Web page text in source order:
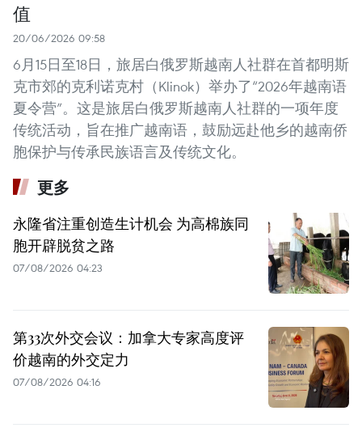
值
20/06/2026 09:58
6月15日至18日，旅居白俄罗斯越南人社群在首都明斯
克市郊的克利诺克村（Klinok）举办了“2026年越南语
夏令营”。这是旅居白俄罗斯越南人社群的一项年度
传统活动，旨在推广越南语，鼓励远赴他乡的越南侨
胞保护与传承民族语言及传统文化。
更多
永隆省注重创造生计机会 为高棉族同
胞开辟脱贫之路
07/08/2026 04:23
第33次外交会议：加拿大专家高度评
价越南的外交定力
07/08/2026 04:16